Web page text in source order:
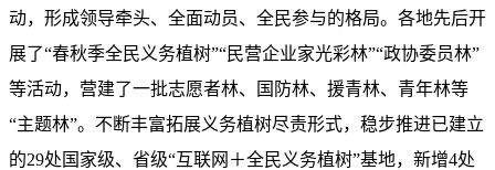
动，形成领导牵头、全面动员、全民参与的格局。各地先后开
展了“春秋季全民义务植树”“民营企业家光彩林”“政协委员林”
等活动，营建了一批志愿者林、国防林、援青林、青年林等
“主题林”。不断丰富拓展义务植树尽责形式，稳步推进已建立
的29处国家级、省级“互联网＋全民义务植树”基地，新增4处